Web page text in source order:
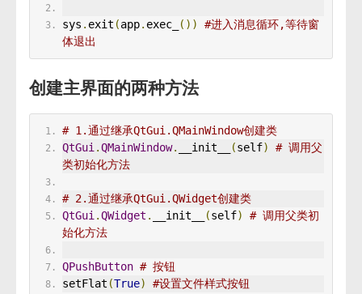
sys . exit (app. exec_ ())
#进入消息循环,等待窗
体退出
创建主界面的两种方法
# 1.通过继承QtGui.QMainWindow创建类
QtGui .QMainWindow. __init__ (self)
# 调用父
类初始化方法
# 2.通过继承QtGui.QWidget创建类
QtGui .QWidget . __init__ (self)
# 调用父类初
始化方法
QPushButton # 按钮
setFlat (True) #设置文件样式按钮